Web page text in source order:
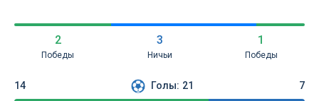
2
Победы
3
Ничьи
1
Победы
14 Голы: 21 7